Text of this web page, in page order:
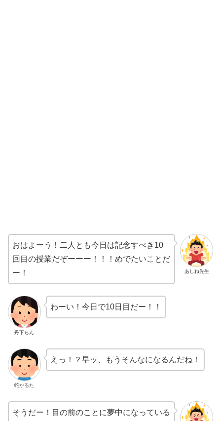
あしね先生
おはよーう！二人とも今日は記念すべき10
回目の授業だぞーーー！！！めでたいことだ
ー！
丹下らん
わーい！今日で10日目だー！！
蛇かるた
えっ！？早ッ、もうそんなになるんだね！
そうだー！目の前のことに夢中になっている